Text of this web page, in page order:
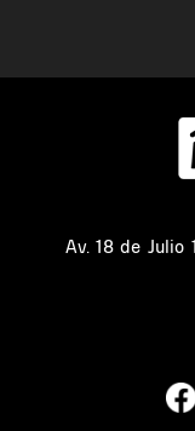
Av. 18 de Julio